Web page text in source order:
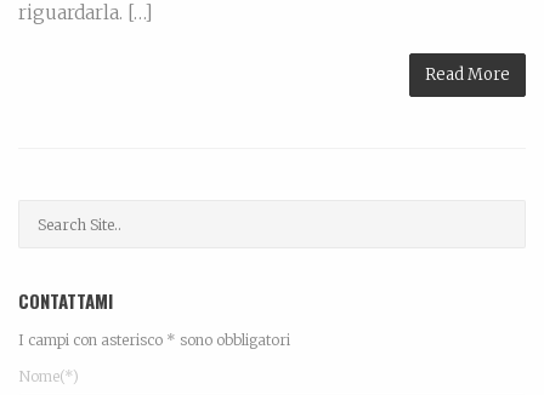
riguardarla. […]
Read More
CONTATTAMI
I campi con asterisco * sono obbligatori
Nome(*)